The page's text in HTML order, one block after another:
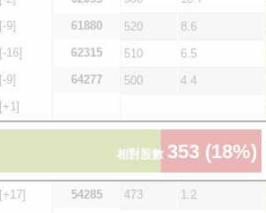
[-9] 61880 520 8.6
[-16] 62315 510 6.5
[-9] 64277 500 4.4
[+1]
相對股數 353 (18%)
[+17] 54285 473 1.2